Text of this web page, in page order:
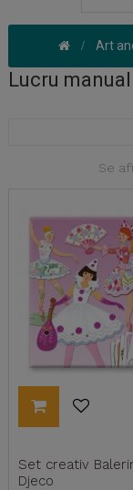
Art
Lucru
Se
Set creativ
Djeco